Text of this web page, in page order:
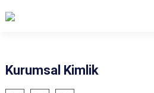
Kurumsal Kimlik